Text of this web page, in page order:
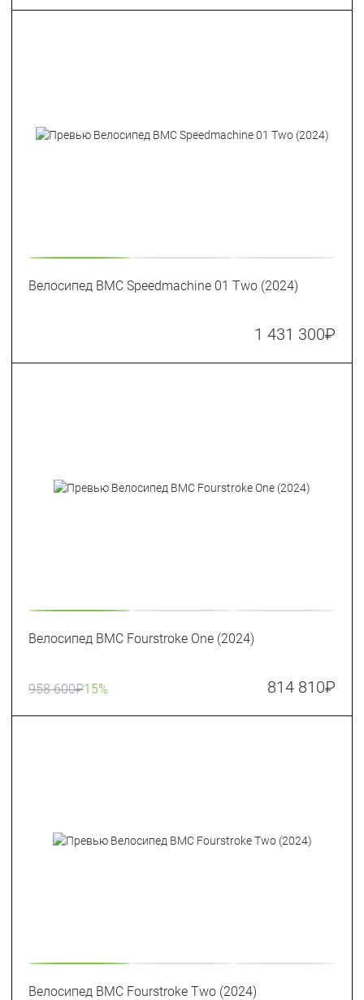
Велосипед BMC Speedmachine 01 Two (2024)
1 431 300₽
Велосипед BMC Fourstroke One (2024)
958 600₽15% 814 810₽
Велосипед BMC Fourstroke Two (2024)